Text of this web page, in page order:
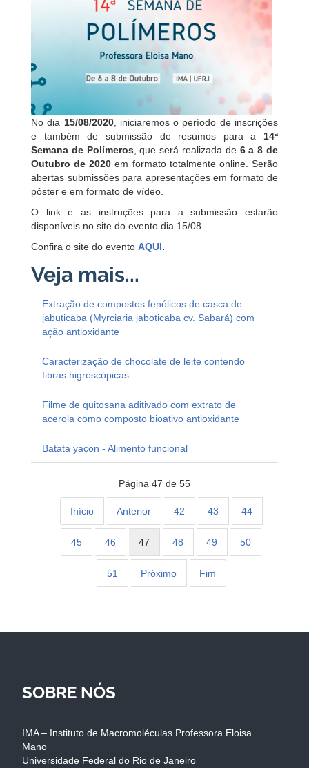
No dia 15/08/2020, iniciaremos o período de inscrições
e também de submissão de resumos para a 14ª
Semana de Polímeros, que será realizada de 6 a 8 de
Outubro de 2020 em formato totalmente online. Serão
abertas submissões para apresentações em formato de
pôster e em formato de vídeo.
O link e as instruções para a submissão estarão
disponíveis no site do evento dia 15/08.
Confira o site do evento AQUI.
Extração de compostos fenólicos de casca de
jabuticaba (Myrciaria jaboticaba cv. Sabará) com
ação antioxidante
Caracterização de chocolate de leite contendo
fibras higroscópicas
Filme de quitosana aditivado com extrato de
acerola como composto bioativo antioxidante
Batata yacon - Alimento funcional
Página 47 de 55
Início Anterior 42 43 44
45 46 47 48 49 50
51 Próximo Fim
SOBRE NÓS
IMA – Instituto de Macromoléculas Professora Eloisa
Mano
Universidade Federal do Rio de Janeiro